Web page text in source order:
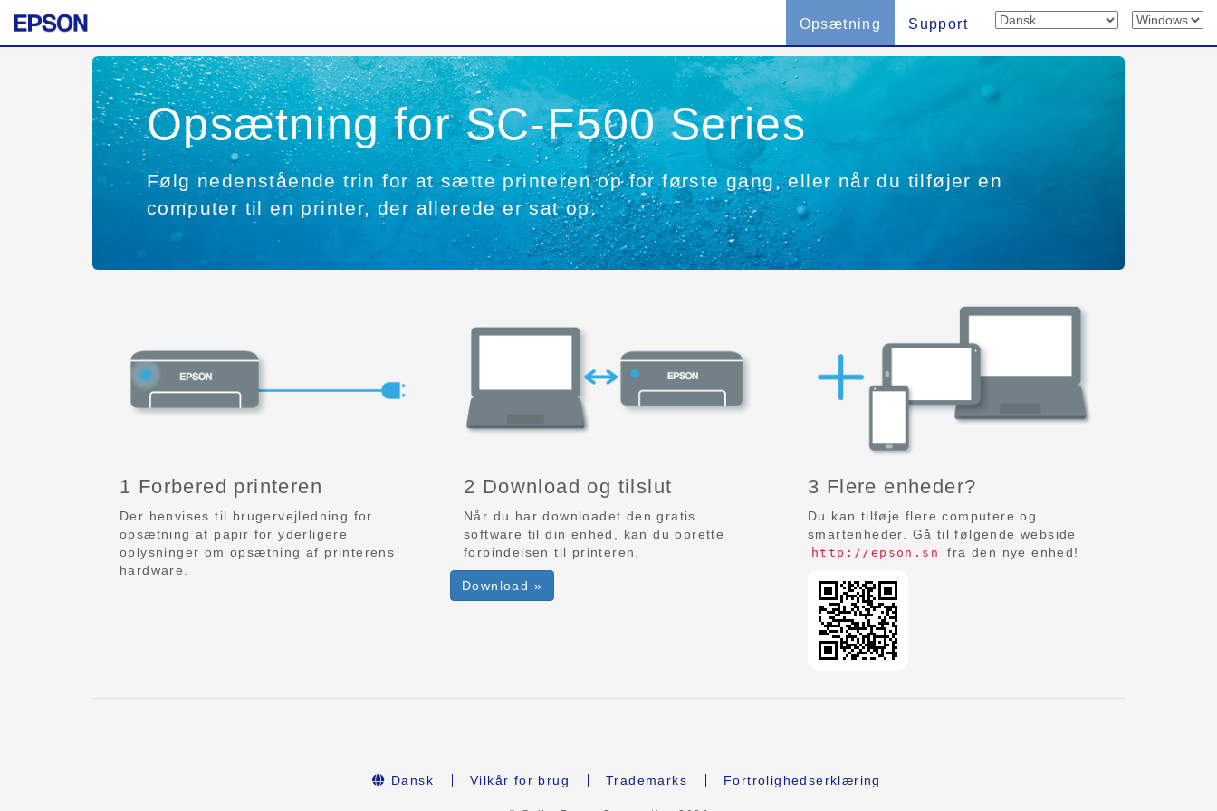
Opsætning Support
Opsætning for SC-F500 Series
Følg nedenstående trin for at sætte printeren op for første gang, eller når du tilføjer en
computer til en printer, der allerede er sat op.
1 Forbered printeren
Der henvises til brugervejledning for
opsætning af papir for yderligere
oplysninger om opsætning af printerens
hardware.
2 Download og tilslut
Når du har downloadet den gratis
software til din enhed, kan du oprette
forbindelsen til printeren.
Download »
3 Flere enheder?
Du kan tilføje flere computere og
smartenheder. Gå til følgende webside
http://epson.sn fra den nye enhed!
Dansk Vilkår for brug Trademarks Fortrolighedserklæring